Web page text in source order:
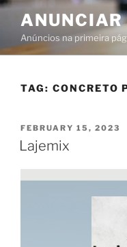
Anúncios na primeira
TAG: CONCRETO
FEBRUARY 15, 2023
Lajemix